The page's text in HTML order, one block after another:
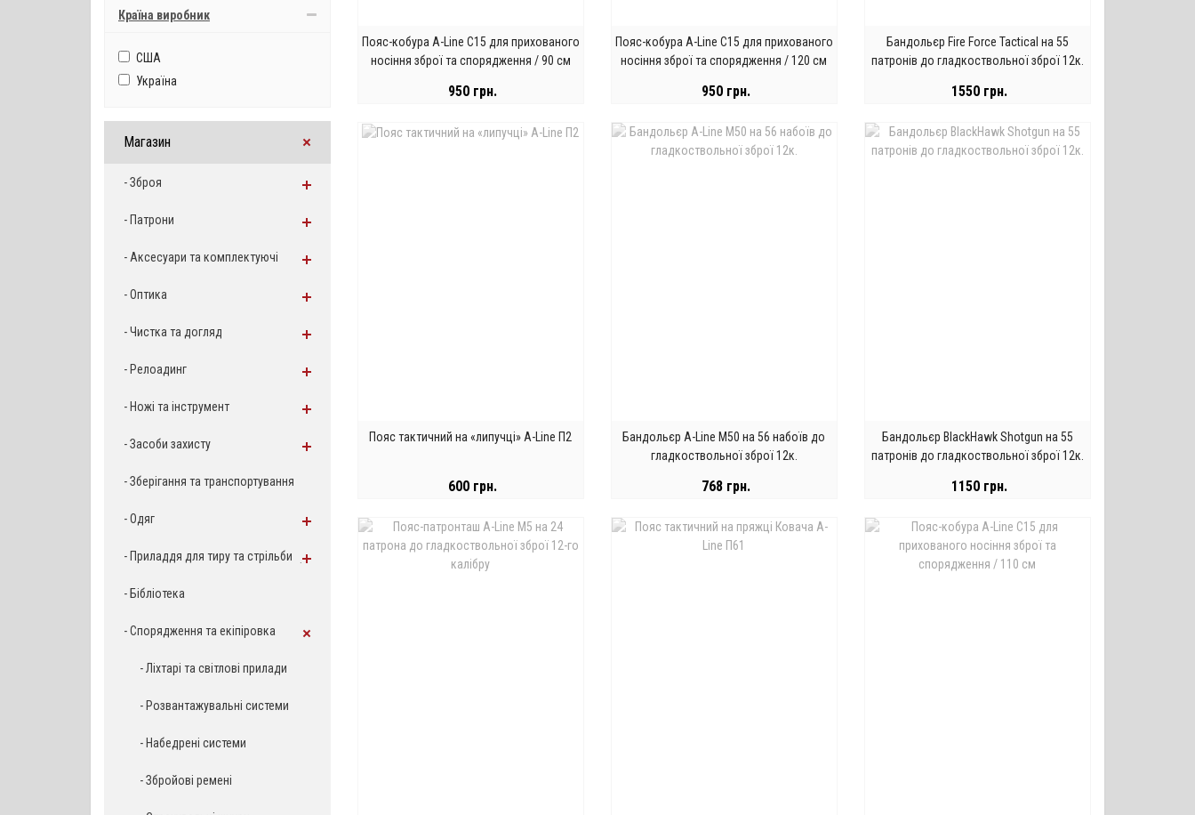
Країна виробник
США
Україна
Магазин
- Зброя
- Патрони
- Аксесуари та комплектуючі
- Оптика
- Чистка та догляд
- Релоадинг
- Ножі та інструмент
- Засоби захисту
- Зберігання та транспортування
- Одяг
- Приладдя для тиру та стрільбища
- Бібліотека
- Спорядження та екіпіровка
- Ліхтарі та світлові прилади
- Розвантажувальні системи
- Набедрені системи
- Збройові ремені
Пояс-кобура A-Line С15 для прихованого
носіння зброї та спорядження / 90 см
950 грн.
КУПИТИ
Пояс-кобура A-Line С15 для прихованого
носіння зброї та спорядження / 120 см
950 грн.
КУПИТИ
Бандольєр Fire Force Tactical на 55
патронів до гладкоствольної зброї 12к.
1550 грн.
ЗАКІНЧИВСЯ
Пояс тактичний на «липучці» A-Line П2
600 грн.
ЗАКІНЧИВСЯ
Бандольєр A-Line М50 на 56 набоїв до
гладкоствольної зброї 12к.
768 грн.
ЗАКІНЧИВСЯ
Бандольєр BlackHawk Shotgun на 55
патронів до гладкоствольної зброї 12к.
1150 грн.
ЗАКІНЧИВСЯ